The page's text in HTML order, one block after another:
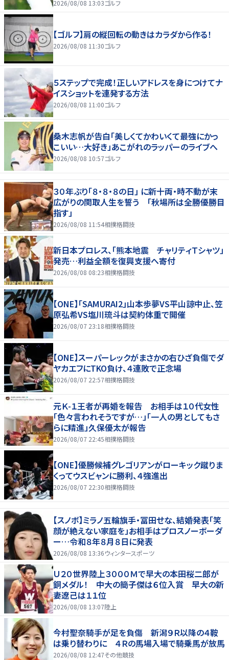
2026/08/08 13:03ゴルフ
【ゴルフ】肩の縦回転の動きはカラダから作る！
2026/08/08 11:30ゴルフ
５ステップで完成！正しいアドレスを身につけてナ
イスショットを連発する方法
2026/08/08 11:00ゴルフ
桑木志帆が告白「美しくてかわいくて最強にかっ
こいい…大好き」あこがれのラッパーのライブへ
2026/08/08 10:57ゴルフ
３０年ぶり「８・８・８の日」 に新十両・時不動が末
広がりの関取人生を誓う 「秋場所は全勝優勝目
指す」
2026/08/08 11:54相撲格闘技
新日本プロレス、「熊本地震 チャリティＴシャツ」
発売…利益全額を復興支援へ寄付
2026/08/08 08:23相撲格闘技
【ONE】「SAMURAI2」山本歩夢VS平山諒中止、笠
原弘希VS塩川琉斗は契約体重で開催
2026/08/07 23:18相撲格闘技
【ONE】スーパーレックがまさかの右ひざ負傷でダ
ヤカエフにTKO負け、４連敗で正念場
2026/08/07 22:57相撲格闘技
元Ｋ-１王者が再婚を報告 お相手は１０代女性
「色々言われそうですが…」「一人の男としてもさ
らに精進」久保優太が報告
2026/08/07 22:45相撲格闘技
【ONE】優勝候補グレゴリアンがローキック蹴りま
くってウスビャンに勝利、４強進出
2026/08/07 22:30相撲格闘技
【スノボ】ミラノ五輪旗手・冨田せな、結婚発表「笑
顔が絶えない家庭を」お相手はプロスノーボーダ
ー…令和８年８月８日に発表
2026/08/08 13:36ウィンタースポーツ
Ｕ２０世界陸上３０００Ｍで早大の本田桜二郎が
銅メダル！ 中大の簡子傑は６位入賞 早大の新
妻遼己は１１位
2026/08/08 13:07陸上
今村聖奈騎手が足を負傷 新潟９Ｒ以降の４鞍
は乗り替わりに ４Ｒの馬場入場で騎乗馬が放馬
2026/08/08 12:47その他競技